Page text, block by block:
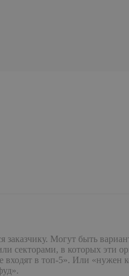
заказчику. Могут быть
в которых эти
входят в топ-5». Или